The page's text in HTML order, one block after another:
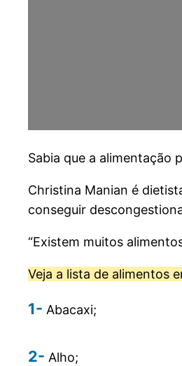
Sabia que a alimentação
Christina Manian é
conseguir
“Existem muitos
Veja a lista de alimentos
1- Abacaxi;
2- Alho;